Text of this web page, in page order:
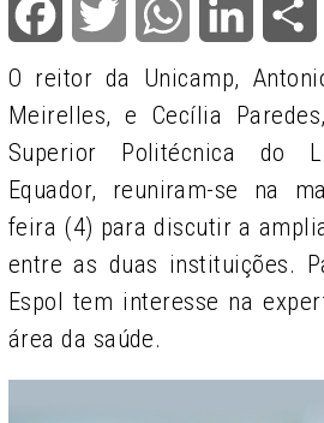
Facebook Twitter WhatsApp LinkedIn
O reitor da Unicamp,
Meirelles, e Cecília
Superior Politécnica do
Equador, reuniram-se na
feira (4) para discutir a
entre as duas instituições.
Espol tem interesse na
área da saúde.